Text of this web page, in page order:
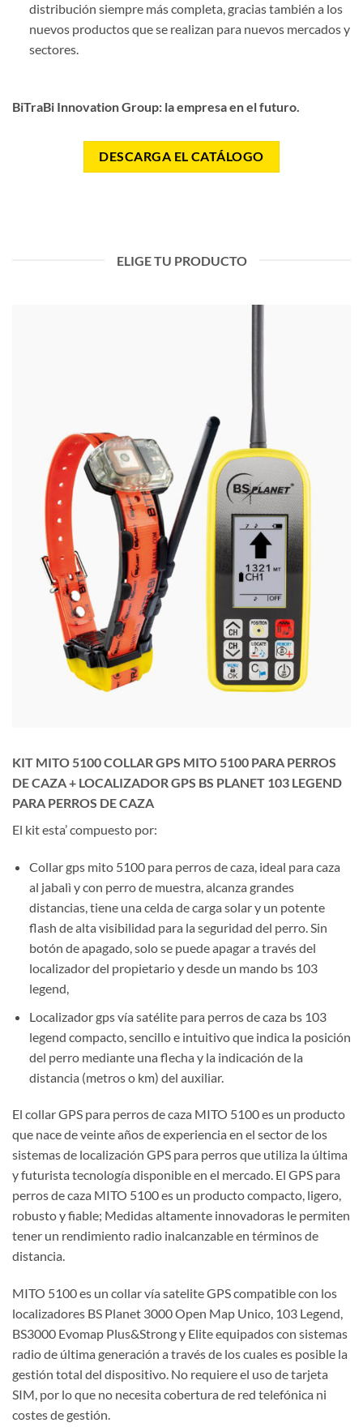
distribución siempre más completa, gracias también a los
nuevos productos que se realizan para nuevos mercados y
sectores.
BiTraBi Innovation Group: la empresa en el futuro.
DESCARGA EL CATÁLOGO
ELIGE TU PRODUCTO
KIT MITO 5100 COLLAR GPS MITO 5100 PARA PERROS
DE CAZA + LOCALIZADOR GPS BS PLANET 103 LEGEND
PARA PERROS DE CAZA
El kit esta’ compuesto por:
Collar gps mito 5100 para perros de caza, ideal para caza
al jabalì y con perro de muestra, alcanza grandes
distancias, tiene una celda de carga solar y un potente
flash de alta visibilidad para la seguridad del perro. Sin
botón de apagado, solo se puede apagar a través del
localizador del propietario y desde un mando bs 103
legend,
Localizador gps vía satélite para perros de caza bs 103
legend compacto, sencillo e intuitivo que indica la posición
del perro mediante una flecha y la indicación de la
distancia (metros o km) del auxiliar.
El collar GPS para perros de caza MITO 5100 es un producto
que nace de veinte años de experiencia en el sector de los
sistemas de localización GPS para perros que utiliza la última
y futurista tecnología disponible en el mercado. El GPS para
perros de caza MITO 5100 es un producto compacto, ligero,
robusto y fiable; Medidas altamente innovadoras le permiten
tener un rendimiento radio inalcanzableen términos de
distancia.
MITO 5100 es un collar vía sateliteGPS compatible con los
localizadores BS Planet 3000 Open Map Unico, 103 Legend,
BS3000 Evomap Plus&Strong y Elite equipados con sistemas
radio de última generación a través de los cuales es posible la
gestión total del dispositivo. No requiere el uso de tarjeta
SIM, por lo que no necesita cobertura de red telefónica ni
costes de gestión.